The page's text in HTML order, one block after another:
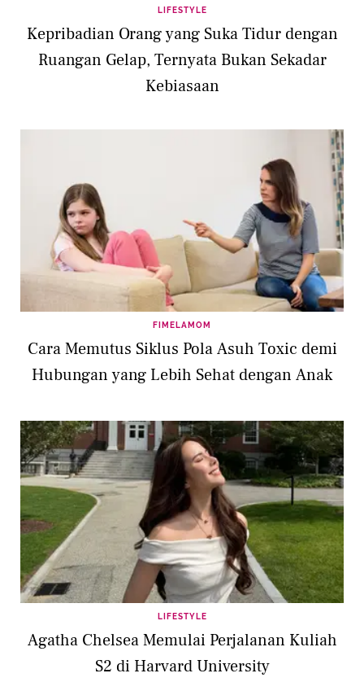
LIFESTYLE
Kepribadian Orang yang Suka Tidur dengan
Ruangan Gelap, Ternyata Bukan Sekadar
Kebiasaan
FIMELAMOM
Cara Memutus Siklus Pola Asuh Toxic demi
Hubungan yang Lebih Sehat dengan Anak
LIFESTYLE
Agatha Chelsea Memulai Perjalanan Kuliah
S2 di Harvard University